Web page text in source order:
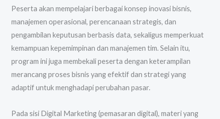
Peserta akan mempelajari berbagai konsep inovasi bisnis,
manajemen operasional, perencanaan strategis, dan
pengambilan keputusan berbasis data, sekaligus memperkuat
kemampuan kepemimpinan dan manajemen tim. Selain itu,
program ini juga membekali peserta dengan keterampilan
merancang proses bisnis yang efektif dan strategi yang
adaptif untuk menghadapi perubahan pasar.
Pada sisi Digital Marketing (pemasaran digital), materi yang